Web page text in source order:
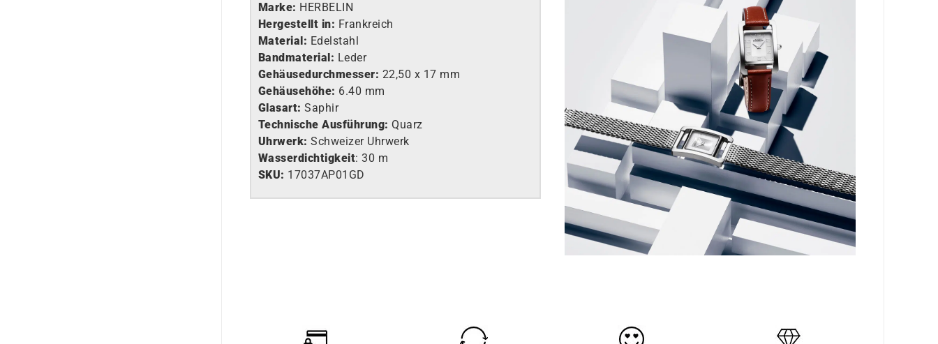
Marke: HERBELIN
Hergestellt in: Frankreich
Material: Edelstahl
Bandmaterial: Leder
Gehäusedurchmesser: 22,50 x 17 mm
Gehäusehöhe: 6.40 mm
Glasart: Saphir
Technische Ausführung: Quarz
Uhrwerk: Schweizer Uhrwerk
Wasserdichtigkeit: 30 m
SKU: 17037AP01GD